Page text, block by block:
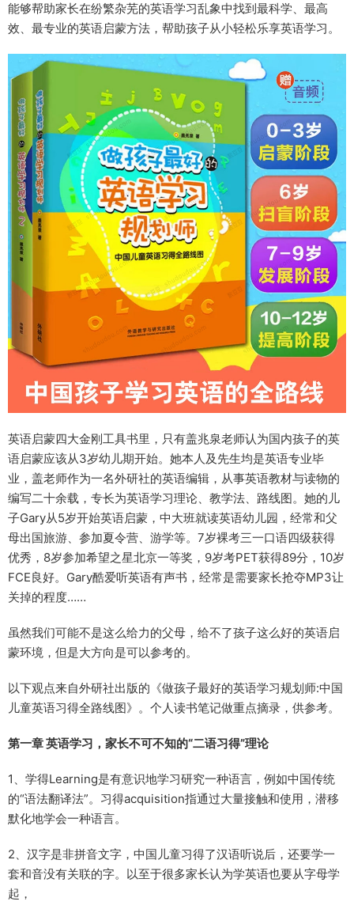
能够帮助家长在纷繁杂芜的英语学习乱象中找到最科学、最高
效、最专业的英语启蒙方法，帮助孩子从小轻松乐享英语学习。
英语启蒙四大金刚工具书里，只有盖兆泉老师认为国内孩子的英
语启蒙应该从3岁幼儿期开始。她本人及先生均是英语专业毕
业，盖老师作为一名外研社的英语编辑，从事英语教材与读物的
编写二十余载，专长为英语学习理论、教学法、路线图。她的儿
子Gary从5岁开始英语启蒙，中大班就读英语幼儿园，经常和父
母出国旅游、参加夏令营、游学等。7岁裸考三一口语四级获得
优秀，8岁参加希望之星北京一等奖，9岁考PET获得89分，10岁
FCE良好。Gary酷爱听英语有声书，经常是需要家长抢夺MP3让
关掉的程度……
虽然我们可能不是这么给力的父母，给不了孩子这么好的英语启
蒙环境，但是大方向是可以参考的。
以下观点来自外研社出版的《做孩子最好的英语学习规划师:中国
儿童英语习得全路线图》。个人读书笔记做重点摘录，供参考。
第一章 英语学习，家长不可不知的“二语习得”理论
1、学得Learning是有意识地学习研究一种语言，例如中国传统
的“语法翻译法”。习得acquisition指通过大量接触和使用，潜移
默化地学会一种语言。
2、汉字是非拼音文字，中国儿童习得了汉语听说后，还要学一
套和音没有关联的字。以至于很多家长认为学英语也要从字母学
起，